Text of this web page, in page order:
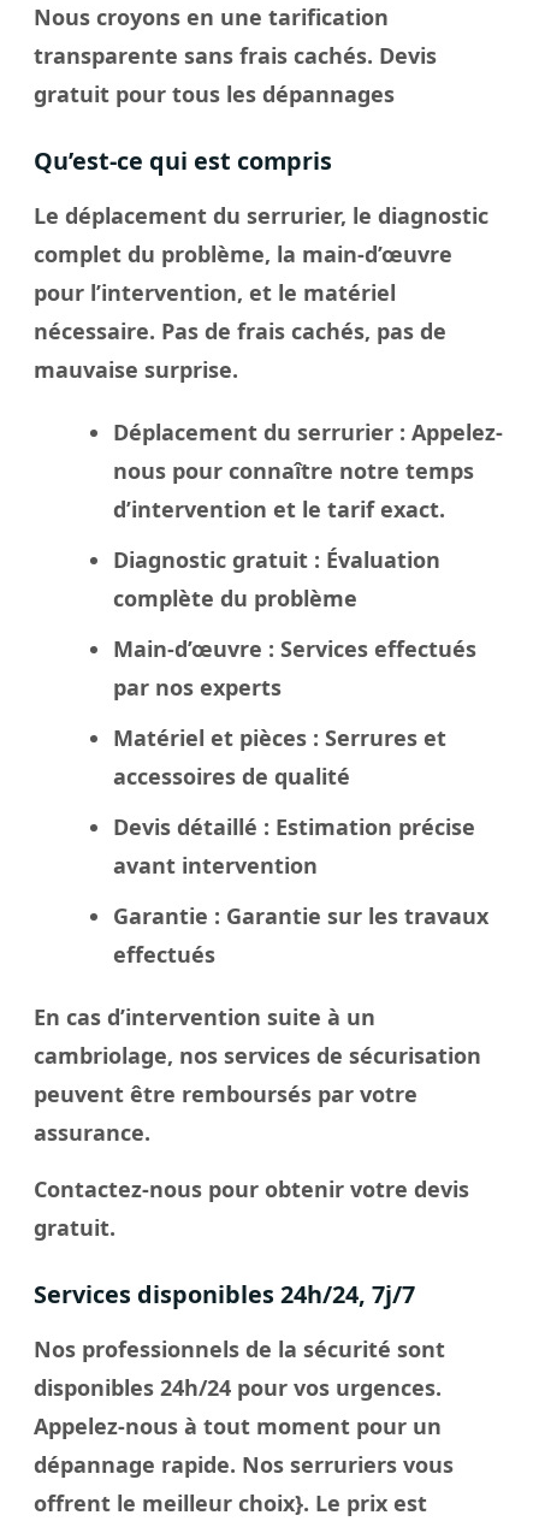
Nous croyons en une tarification
transparente sans frais cachés. Devis
gratuit pour tous les dépannages
Qu’est-ce qui est compris
Le déplacement du serrurier, le diagnostic
complet du problème, la main-d’œuvre
pour l’intervention, et le matériel
nécessaire. Pas de frais cachés, pas de
mauvaise surprise.
Déplacement du serrurier : Appelez-
nous pour connaître notre temps
d’intervention et le tarif exact.
Diagnostic gratuit : Évaluation
complète du problème
Main-d’œuvre : Services effectués
par nos experts
Matériel et pièces : Serrures et
accessoires de qualité
Devis détaillé : Estimation précise
avant intervention
Garantie : Garantie sur les travaux
effectués
En cas d’intervention suite à un
cambriolage, nos services de sécurisation
peuvent être remboursés par votre
assurance.
Contactez-nous pour obtenir votre devis
gratuit.
Services disponibles 24h/24, 7j/7
Nos professionnels de la sécurité sont
disponibles 24h/24 pour vos urgences.
Appelez-nous à tout moment pour un
dépannage rapide. Nos serruriers vous
offrent le meilleur choix}. Le prix est